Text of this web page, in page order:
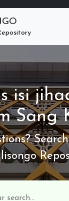
isi
Sang